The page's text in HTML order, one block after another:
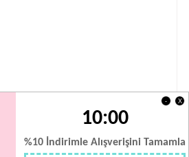
10:00
%10 İndirimle Alışverişini Tamamla
X
-